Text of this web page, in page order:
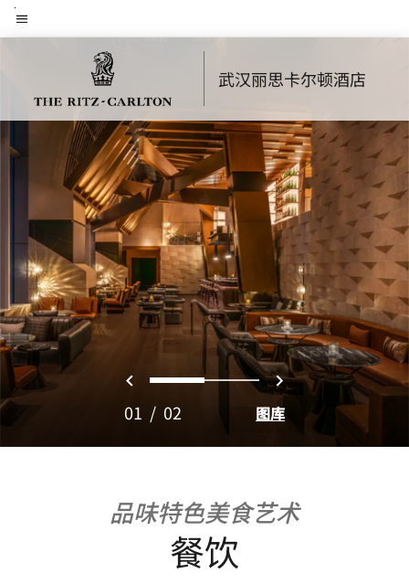
Skip
to菜单文本
武汉丽思卡尔顿酒店
上一页
0 1 下一页
01 / 02 图库
品味特色美食艺术
餐饮